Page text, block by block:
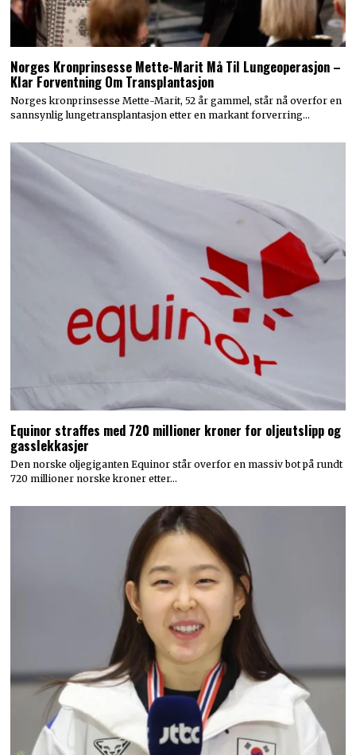
Norges Kronprinsesse Mette-Marit Må Til Lungeoperasjon –
Klar Forventning Om Transplantasjon
Norges kronprinsesse Mette-Marit, 52 år gammel, står nå overfor en
sannsynlig lungetransplantasjon etter en markant forverring…
Equinor straffes med 720 millioner kroner for oljeutslipp og
gasslekkasjer
Den norske oljegiganten Equinor står overfor en massiv bot på rundt
720 millioner norske kroner etter…